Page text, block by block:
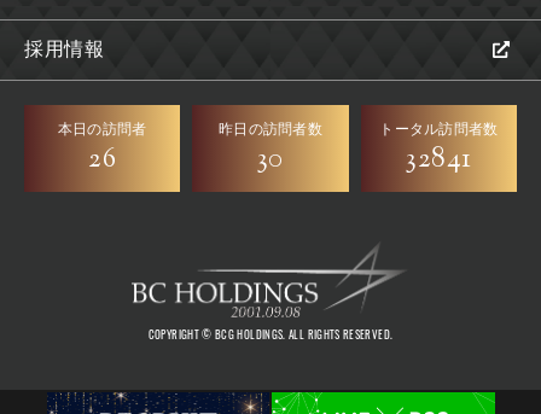
採用情報
本日の訪問者
26
昨日の訪問者数
30
トータル訪問者数
32841
COPYRIGHT © BCG HOLDINGS. ALL RIGHTS RESERVED.